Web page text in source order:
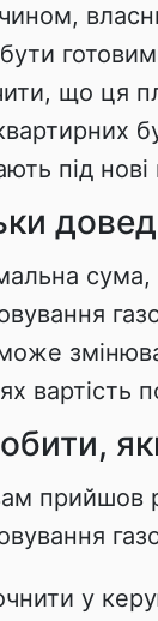
що ця
під
сума,
прийшов
у